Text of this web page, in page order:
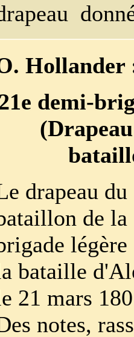
Hollander
demi-
drapeau du
de la
bataille
21 mars
notes,